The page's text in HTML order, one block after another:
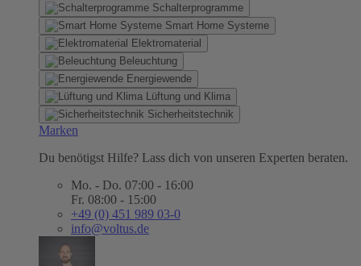
Schalterprogramme
Smart Home Systeme
Elektromaterial
Beleuchtung
Energiewende
Lüftung und Klima
Sicherheitstechnik
Marken
Du benötigst Hilfe? Lass dich von unseren Experten beraten.
Mo. - Do. 07:00 - 16:00
Fr. 08:00 - 15:00
+49 (0) 451 989 03-0
info@voltus.de